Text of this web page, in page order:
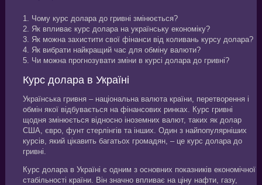
1. Чому курс долара до гривні змінюється?
2. Як впливає курс долара на українську економіку?
3. Як можна захистити свої фінанси від коливань курсу долара?
4. Як вибрати найкращий час для обміну валюти?
5. Чи можна прогнозувати зміни в курсі долара до гривні?
Курс долара в Україні
Українська гривня – національна валюта країни, перетворення і
обмін якої відбувається на фінансових ринках. Курс гривні
щодня змінюється відносно іноземних валют, таких як долар
США, євро, фунт стерлінгів та інших. Один з найпопулярніших
курсів, який цікавить багатьох громадян, – це курс долара до
гривні.
Курс долара в Україні є одним з основних показників економічної
стабільності країни. Він значно впливає на ціну нафти, газу,